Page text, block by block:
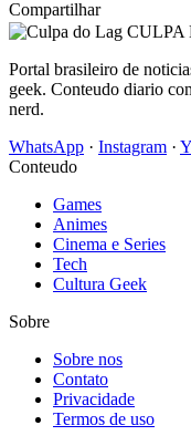
Compartilhar
CULPA
Portal brasileiro de
geek. Conteudo diario
nerd.
WhatsApp · Instagram ·
Conteudo
Games
Animes
Cinema e Series
Tech
Cultura Geek
Sobre
Sobre nos
Contato
Privacidade
Termos de uso